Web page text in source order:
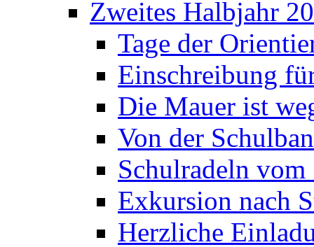
Zweites Halbjahr
Tage der
Einschreibung
Die Mauer ist
Von der
Schulradeln
Exkursion nach
Herzliche